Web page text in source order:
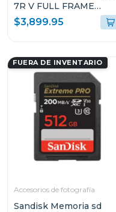
7R V FULL FRAME
MIRRORLESS DE
LENTE
$3,899.95
FUERA DE INVENTARIO
Accesorios de fotografía
Sandisk Memoria sd